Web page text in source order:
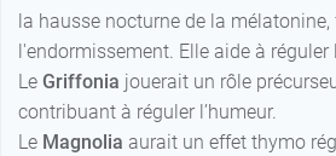
la hausse nocturne de la
l'endormissement. Elle aide à
Le Griffonia jouerait un rôle
contribuant à réguler l’humeur.
Le Magnolia aurait un effet thymo